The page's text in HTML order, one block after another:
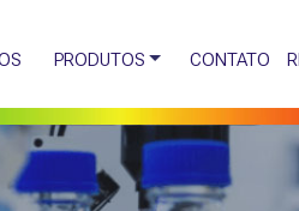
PRODUTOS CONTATO